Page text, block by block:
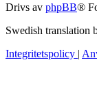
Drivs av phpBB®
Swedish translation
Integritetspolicy |